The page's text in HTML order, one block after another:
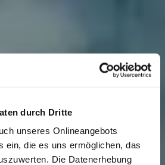
durch Dritte
unseres Onlineangebots
ein, die es uns ermöglichen, das
Die Datenerhebung